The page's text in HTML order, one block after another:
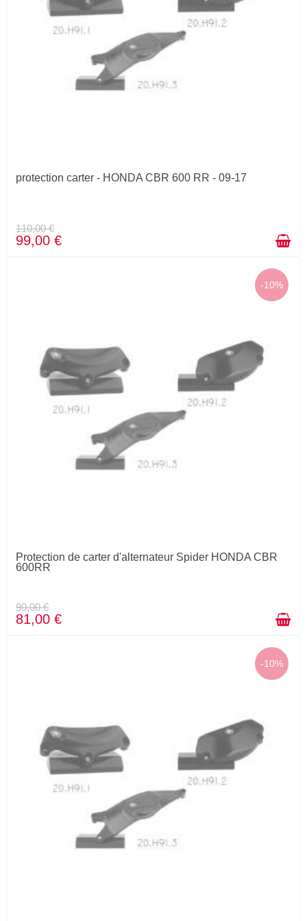
protection carter - HONDA CBR 600 RR - 09-17
110,00 €
99,00 €
-10%
Protection de carter d'alternateur Spider HONDA CBR
600RR
90,00 €
81,00 €
-10%